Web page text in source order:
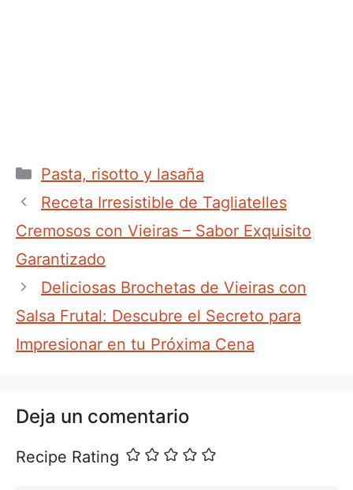
Categorías
Pasta, risotto y lasaña
Receta Irresistible de Tagliatelles
Cremosos con Vieiras – Sabor Exquisito
Garantizado
Deliciosas Brochetas de Vieiras con
Salsa Frutal: Descubre el Secreto para
Impresionar en tu Próxima Cena
Deja un comentario
Recipe Rating